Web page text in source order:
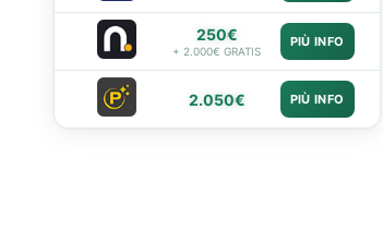
250€
+ 2.000€ GRATIS
PIÙ INFO
2.050€ PIÙ INFO